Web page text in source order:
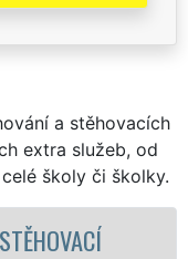
a stěhovacích
extra služeb, od
školy či školky.
ZASTÁVKA -